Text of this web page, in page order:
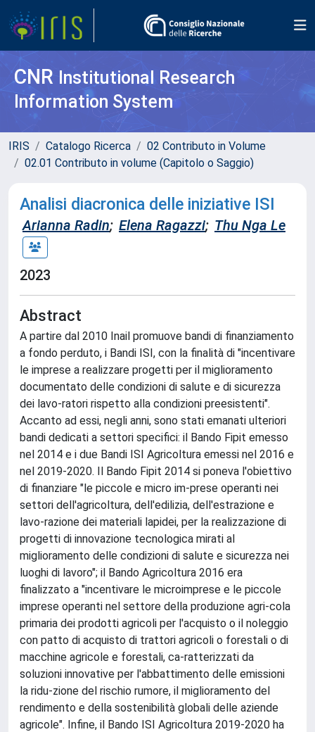
CNR Institutional Research
Information System
IRIS Catalogo Ricerca
02 Contributo in Volume
02.01 Contributo in volume (Capitolo o Saggio)
Analisi diacronica delle iniziative ISI
Arianna Radin; Elena Ragazzi; Thu Nga Le
2023
Abstract
A partire dal 2010 Inail promuove bandi di finanziamento
a fondo perduto, i Bandi ISI, con la finalità di "incentivare
le imprese a realizzare progetti per il miglioramento
documentato delle condizioni di salute e di sicurezza
dei lavo-ratori rispetto alla condizioni preesistenti".
Accanto ad essi, negli anni, sono stati emanati ulteriori
bandi dedicati a settori specifici: il Bando Fipit emesso
nel 2014 e i due Bandi ISI Agricoltura emessi nel 2016 e
nel 2019-2020. Il Bando Fipit 2014 si poneva l'obiettivo
di finanziare "le piccole e micro im-prese operanti nei
settori dell'agricoltura, dell'edilizia, dell'estrazione e
lavo-razione dei materiali lapidei, per la realizzazione di
progetti di innovazione tecnologica mirati al
miglioramento delle condizioni di salute e sicurezza nei
luoghi di lavoro"; il Bando Agricoltura 2016 era
finalizzato a "incentivare le microimprese e le piccole
imprese operanti nel settore della produzione agri-cola
primaria dei prodotti agricoli per l'acquisto o il noleggio
con patto di acquisto di trattori agricoli o forestali o di
macchine agricole e forestali, ca-ratterizzati da
soluzioni innovative per l'abbattimento delle emissioni
la ridu-zione del rischio rumore, il miglioramento del
rendimento e della sostenibilità globali delle aziende
agricole". Infine, il Bando ISI Agricoltura 2019-2020 ha